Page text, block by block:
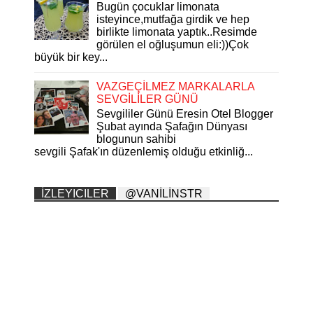
Bugün çocuklar limonata
isteyince,mutfağa girdik ve hep
birlikte limonata yaptık..Resimde
görülen el oğluşumun eli:))Çok
büyük bir key...
VAZGEÇİLMEZ MARKALARLA
SEVGİLİLER GÜNÜ
Sevgililer Günü Eresin Otel Blogger
Şubat ayında Şafağın Dünyası
blogunun sahibi
sevgili Şafak'ın düzenlemiş olduğu etkinliğ...
İZLEYICILER @VANİLİNSTR